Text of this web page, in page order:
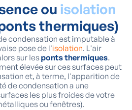
ou isolation
thermiques)
condensation est imputable à
pose de l'isolation. L'air
sur les ponts thermiques.
élevée sur ces surfaces peut
et, à terme, l'apparition de
de condensation a une
les plus froides de votre
ou fenêtres).